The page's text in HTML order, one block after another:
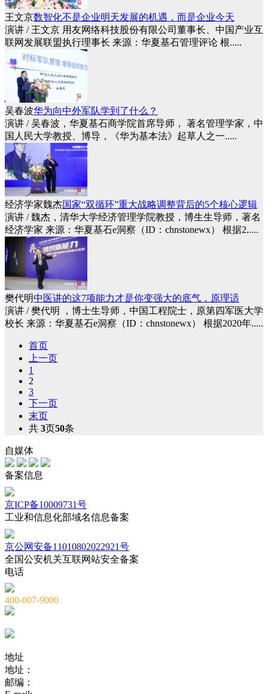
王文京数智化不是企业明天发展的机遇，而是企业今天
演讲 / 王文京 用友网络科技股份有限公司董事长、中国产业互
联网发展联盟执行理事长 来源：华夏基石管理评论 根.....
吴春波华为向中外军队学到了什么？
演讲 / 吴春波，华夏基石商学院首席导师， 著名管理学家，中
国人民大学教授、博导，《华为基本法》起草人之一.....
经济学家魏杰国家“双循环”重大战略调整背后的5个核心逻辑
演讲 / 魏杰，清华大学经济管理学院教授，博生生导师，著名
经济学家 来源：华夏基石e洞察（ID：chnstonewx） 根据2.....
樊代明中医讲的这7项能力才是你变强大的底气，原理适
演讲 / 樊代明 ，博士生导师，中国工程院士，原第四军医大学
校长 来源：华夏基石e洞察（ID：chnstonewx） 根据2020年.....
首页
上一页
1
2
3
下一页
末页
共 3页50条
自媒体
备案信息
京ICP备10009731号
工业和信息化部域名信息备案
京公网安备11010802022921号
全国公安机关互联网站安全备案
电话
400-007-9000
地址
地址：
邮编：